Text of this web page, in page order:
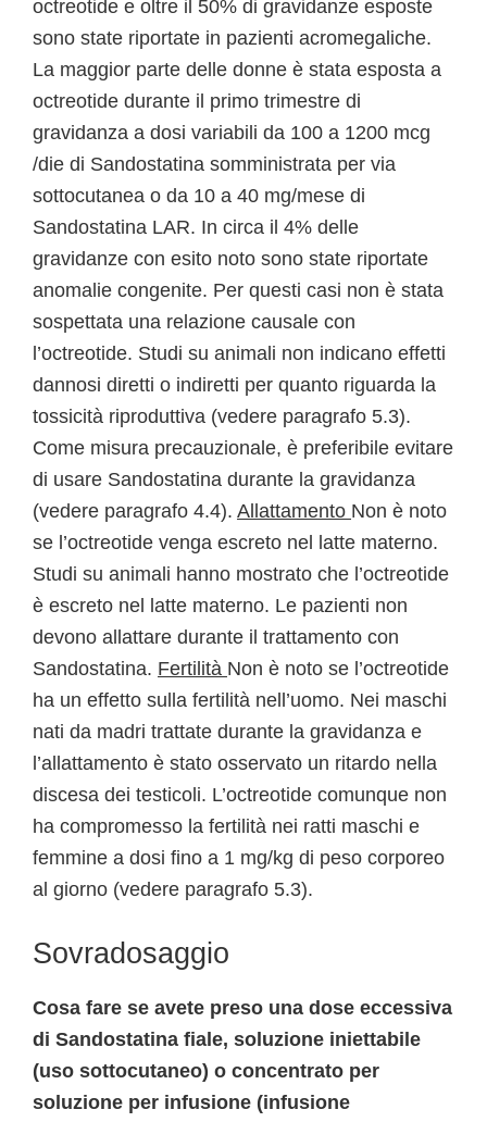
octreotide e oltre il 50% di gravidanze esposte
sono state riportate in pazienti acromegaliche.
La maggior parte delle donne è stata esposta a
octreotide durante il primo trimestre di
gravidanza a dosi variabili da 100 a 1200 mcg
/die di Sandostatina somministrata per via
sottocutanea o da 10 a 40 mg/mese di
Sandostatina LAR. In circa il 4% delle
gravidanze con esito noto sono state riportate
anomalie congenite. Per questi casi non è stata
sospettata una relazione causale con
l’octreotide. Studi su animali non indicano effetti
dannosi diretti o indiretti per quanto riguarda la
tossicità riproduttiva (vedere paragrafo 5.3).
Come misura precauzionale, è preferibile evitare
di usare Sandostatina durante la gravidanza
(vedere paragrafo 4.4). Allattamento Non è noto
se l’octreotide venga escreto nel latte materno.
Studi su animali hanno mostrato che l’octreotide
è escreto nel latte materno. Le pazienti non
devono allattare durante il trattamento con
Sandostatina. Fertilità Non è noto se l’octreotide
ha un effetto sulla fertilità nell’uomo. Nei maschi
nati da madri trattate durante la gravidanza e
l’allattamento è stato osservato un ritardo nella
discesa dei testicoli. L’octreotide comunque non
ha compromesso la fertilità nei ratti maschi e
femmine a dosi fino a 1 mg/kg di peso corporeo
al giorno (vedere paragrafo 5.3).
Sovradosaggio
Cosa fare se avete preso una dose eccessiva
di Sandostatina fiale, soluzione iniettabile
(uso sottocutaneo) o concentrato per
soluzione per infusione (infusione